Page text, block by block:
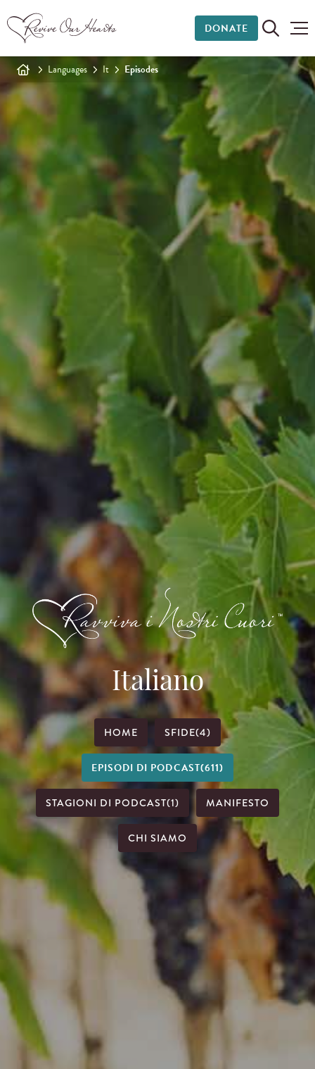
DONATE
Languages It Episodes
Italiano
HOME SFIDE(4)
EPISODI DI PODCAST(611)
STAGIONI DI PODCAST(1) MANIFESTO
CHI SIAMO